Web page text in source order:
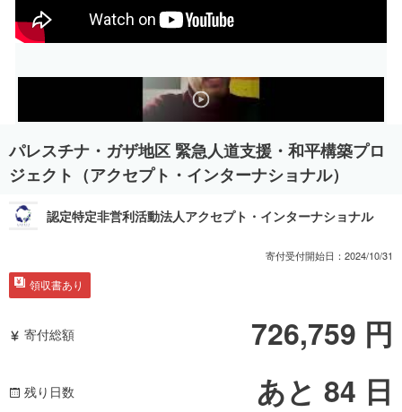
パレスチナ・ガザ地区 緊急人道支援・和平構築プロ
ジェクト（アクセプト・インターナショナル）
認定特定非営利活動法人アクセプト・インターナショナル
寄付受付開始日： 2024/10/31
領収書あり
寄付総額 726,759 円
残り日数 あと 84 日